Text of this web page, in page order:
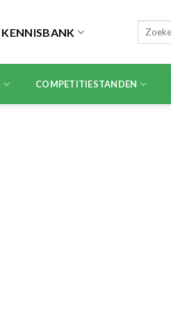
KENNISBANK
Zoeken
COMPETITIESTANDEN